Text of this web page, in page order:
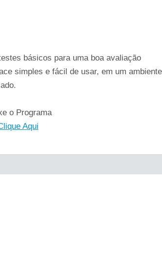
básicos para uma boa avaliação
simples e fácil de usar, em um ambiente
o Programa
Aqui